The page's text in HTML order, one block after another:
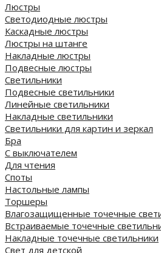
Люстры
Светодиодные люстры
Каскадные люстры
Люстры на штанге
Накладные люстры
Подвесные люстры
Светильники
Подвесные светильники
Линейные светильники
Накладные светильники
Светильники для картин и зеркал
Бра
С выключателем
Для чтения
Споты
Настольные лампы
Торшеры
Влагозащищенные точечные
Встраиваемые точечные
Накладные точечные светильники
Свет для детской